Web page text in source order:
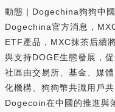
動態 | Dogechina狗狗中
Dogechina官方消息，
ETF產品，MXC抹茶后續
與支持DOGE生態發展，
社區由交易所、基金、媒
化機構、狗狗幣共識用戶
Dogecoin在中國的推進與